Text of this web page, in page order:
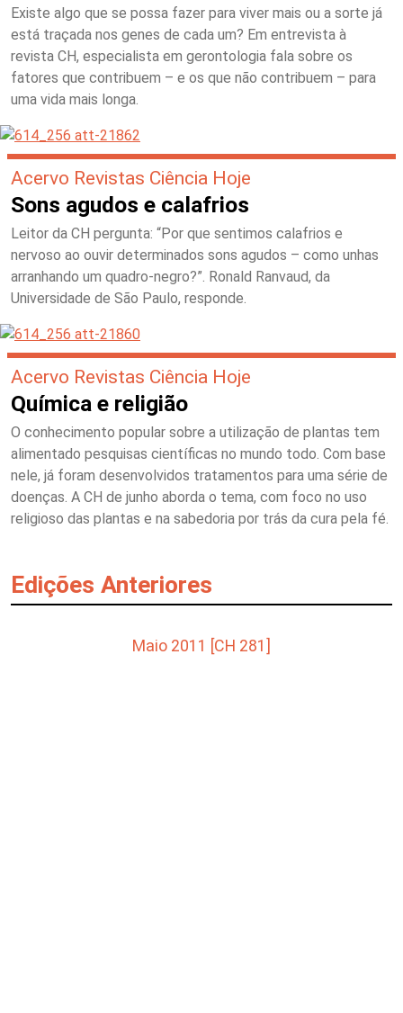
Existe algo que se possa fazer para viver mais ou a sorte já
está traçada nos genes de cada um? Em entrevista à
revista CH, especialista em gerontologia fala sobre os
fatores que contribuem – e os que não contribuem – para
uma vida mais longa.
Acervo Revistas Ciência Hoje
Sons agudos e calafrios
Leitor da CH pergunta: “Por que sentimos calafrios e
nervoso ao ouvir determinados sons agudos – como unhas
arranhando um quadro-negro?”. Ronald Ranvaud, da
Universidade de São Paulo, responde.
Acervo Revistas Ciência Hoje
Química e religião
O conhecimento popular sobre a utilização de plantas tem
alimentado pesquisas científicas no mundo todo. Com base
nele, já foram desenvolvidos tratamentos para uma série de
doenças. A CH de junho aborda o tema, com foco no uso
religioso das plantas e na sabedoria por trás da cura pela fé.
Edições Anteriores
Maio 2011 [CH 281]